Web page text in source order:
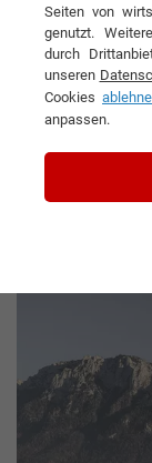
2
Filtern nach
Sportartikel
65 Ergebnisse
Seiten von
genutzt.
durch
unseren
Cookies
anpassen.